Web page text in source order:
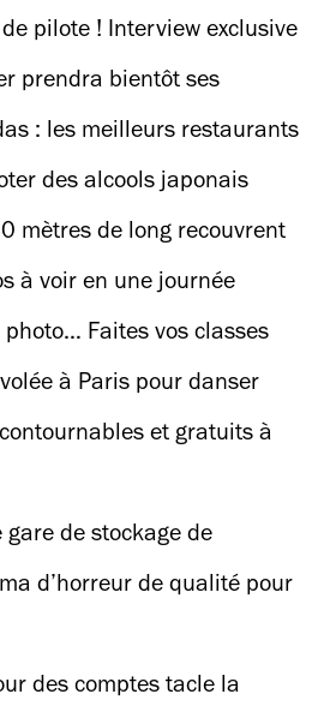
pilote ! Interview exclusive
prendra bientôt ses
deux pas du Louvre
: les meilleurs restaurants
des alcools japonais
en France)
mètres de long recouvrent
4 à Châtelet
à voir en une journée
photo Faites vos classes
le temps d’un trimestre
à Paris pour danser
à Halloween et gratuits à
de stockage de
sorcellerie
d’horreur de qualité pour
Halloween
des comptes tacle la